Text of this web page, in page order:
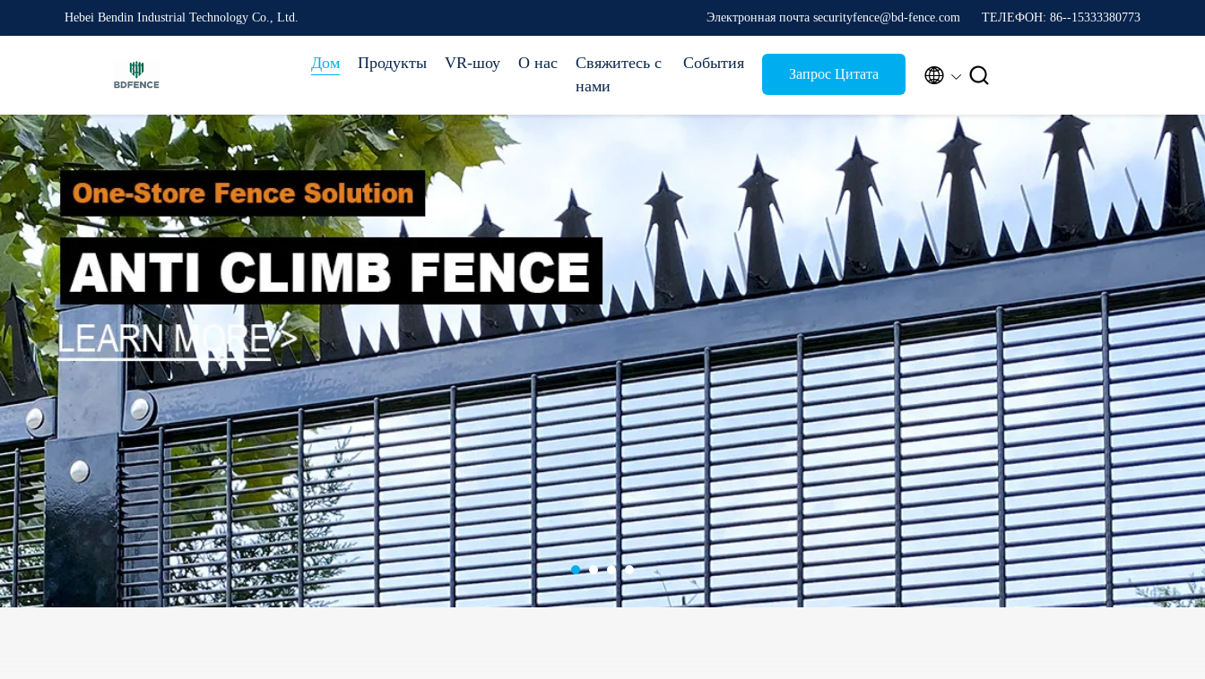
Hebei Bendin Industrial Technology Co., Ltd. Электронная почта securityfence@bd-fence.com ТЕЛЕФОН: 86--15333380773
Дом Продукты VR-шоу О нас
Свяжитесь с
нами
События
Запрос Цитата  